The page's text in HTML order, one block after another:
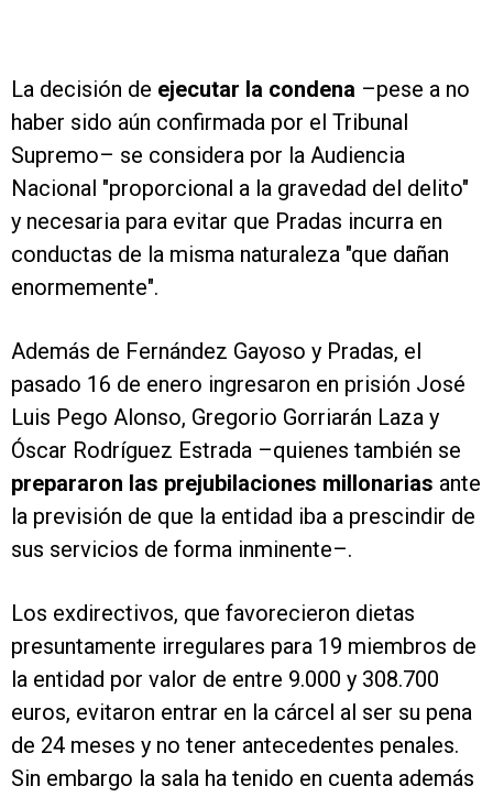
La decisión de ejecutar la condena –pese a no
haber sido aún confirmada por el Tribunal
Supremo– se considera por la Audiencia
Nacional "proporcional a la gravedad del delito"
y necesaria para evitar que Pradas incurra en
conductas de la misma naturaleza "que dañan
enormemente".
Además de Fernández Gayoso y Pradas, el
pasado 16 de enero ingresaron en prisión José
Luis Pego Alonso, Gregorio Gorriarán Laza y
Óscar Rodríguez Estrada –quienes también se
prepararon las prejubilaciones millonarias ante
la previsión de que la entidad iba a prescindir de
sus servicios de forma inminente–.
Los exdirectivos, que favorecieron dietas
presuntamente irregulares para 19 miembros de
la entidad por valor de entre 9.000 y 308.700
euros, evitaron entrar en la cárcel al ser su pena
de 24 meses y no tener antecedentes penales.
Sin embargo la sala ha tenido en cuenta además